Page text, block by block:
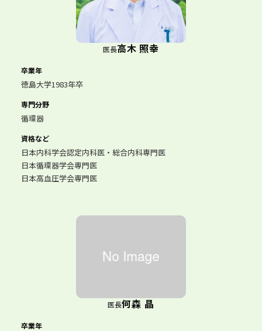
医長高木 照幸
卒業年
徳島大学1983年卒
専門分野
循環器
資格など
日本内科学会認定内科医・総合内科専門医
日本循環器学会専門医
日本高血圧学会専門医
医長何森 晶
卒業年